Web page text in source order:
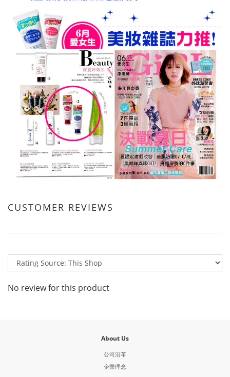
CUSTOMER REVIEWS
No review for this product
About Us
公司沿革
企業理念